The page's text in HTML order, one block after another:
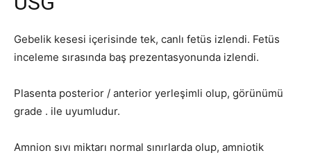
Gebelik kesesi içerisinde tek, canlı fetüs izlendi. Fetüs
inceleme sırasında baş prezentasyonunda izlendi.
Plasenta posterior / anterior yerleşimli olup, görünümü
grade . ile uyumludur.
Amnion sıvı miktarı normal sınırlarda olup, amniotik